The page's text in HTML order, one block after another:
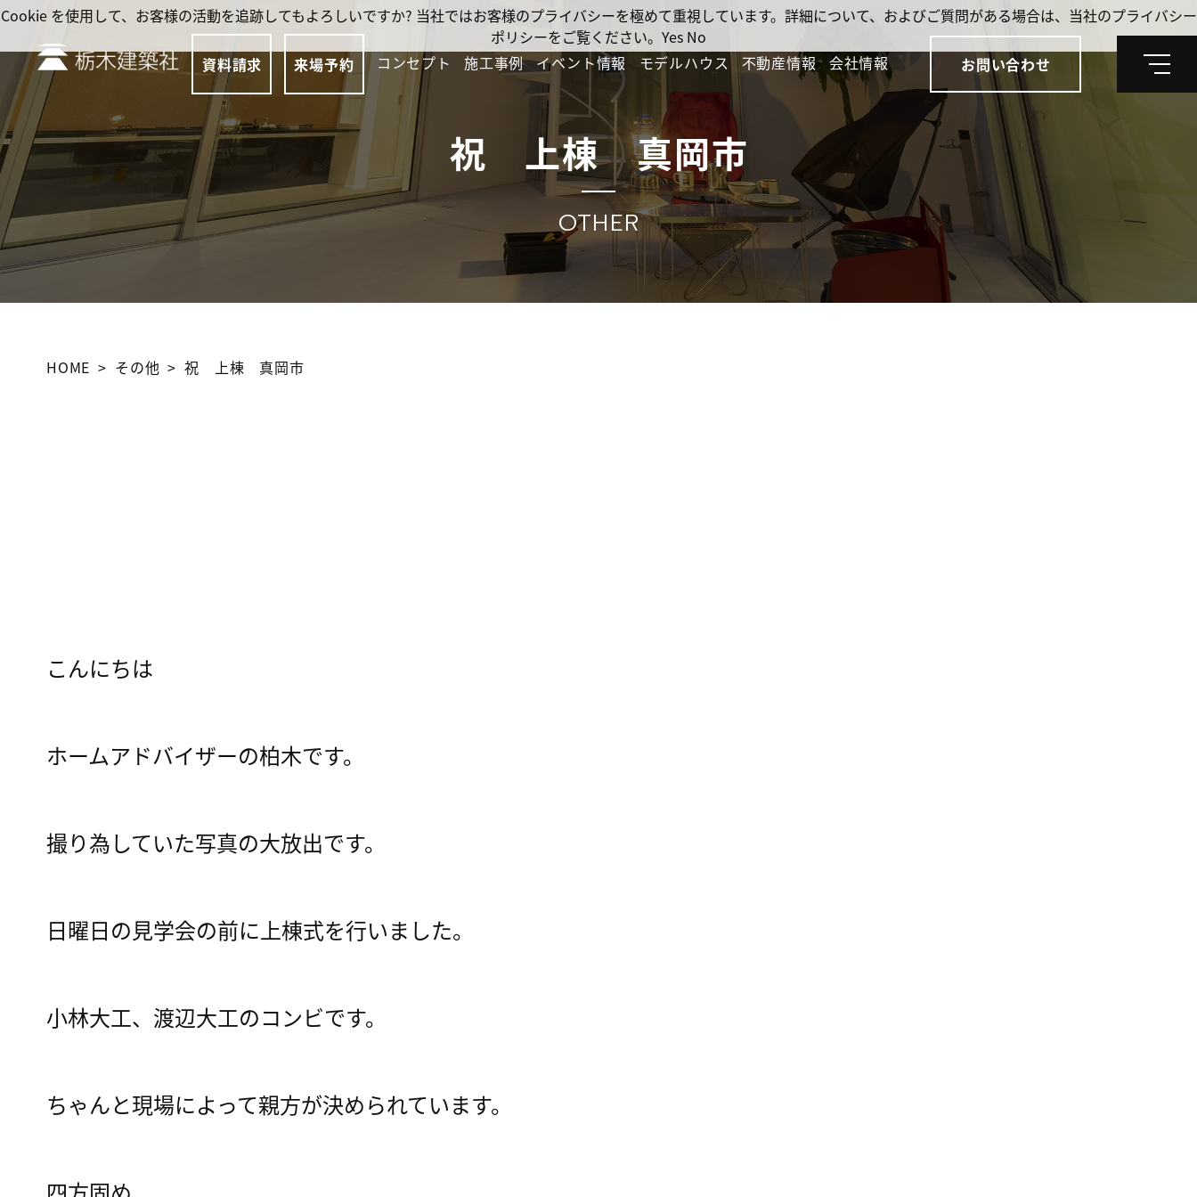
資料請求 来場予約 コンセプト 施工事例 イベント情報 モデルハウス 不動産情報 会社情報 お問い合わせ
メ
祝 上棟 真岡市
OTHER
HOME その他 祝 上棟 真岡市
こんにちは
ホームアドバイザーの柏木です。
撮り為していた写真の大放出です。
日曜日の見学会の前に上棟式を行いました。
小林大工、渡辺大工のコンビです。
ちゃんと現場によって親方が決められています。
Cookie を使用して、お客様の活動を追跡してもよろしいですか? 当社ではお客様のプライバシーを極めて重視しています。詳細について、およびご質問がある場合は、当社のプライバシー
ポリシーをご覧ください。 Yes No